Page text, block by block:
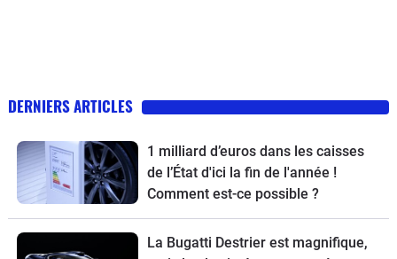
DERNIERS ARTICLES
1 milliard d’euros dans les caisses
de l’État d'ici la fin de l'année !
Comment est-ce possible ?
La Bugatti Destrier est magnifique,